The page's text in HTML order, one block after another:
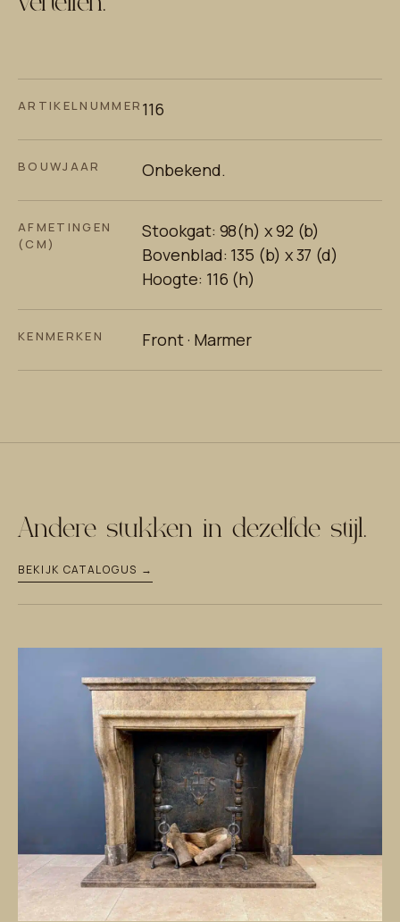
ARTIKELNUMMER 116
BOUWJAAR Onbekend.
AFMETINGEN
(CM)
Stookgat: 98(h) x 92 (b)
Bovenblad: 135 (b) x 37 (d)
Hoogte: 116 (h)
KENMERKEN Front · Marmer
Andere stukken in dezelfde stijl.
BEKIJK CATALOGUS →